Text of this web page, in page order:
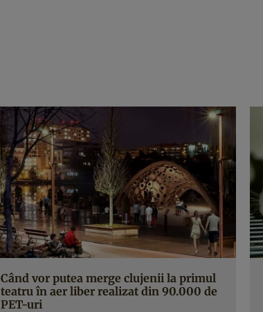
Când vor putea merge clujenii la primul
teatru în aer liber realizat din 90.000 de
PET-uri